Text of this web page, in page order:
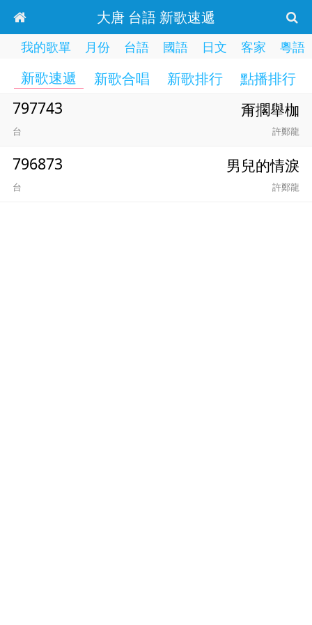
大唐 台語 新歌速遞
我的歌單 月份 台語 國語 日文 客家 粵語
新歌速遞 新歌合唱 新歌排行 點播排行
797743 甭擱舉枷
台 許鄭龍
796873 男兒的情淚
台 許鄭龍